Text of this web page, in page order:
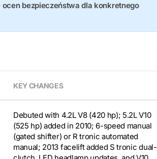
bezpieczeństwa dla konkretnego
KEY CHANGES
Debuted with 4.2L V8 (420 hp); 5.2L V10
(525 hp) added in 2010; 6-speed manual
(gated shifter) or R tronic automated
manual; 2013 facelift added S tronic dual-